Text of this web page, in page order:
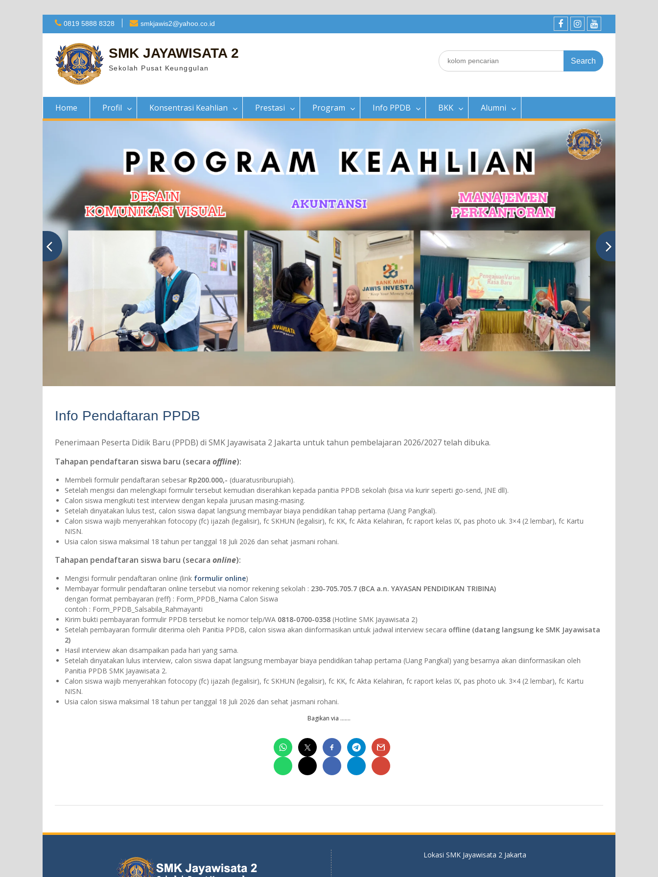
Skip
0819 5888 8328
smkjawis2@yahoo.co.id
SMK SMK
2
SMK
2
SMK JAYAWISATA 2
Sekolah Pusat Keunggulan
Search
for:
Home Profil Konsentrasi Keahlian Prestasi Program Info PPDB BKK Alumni
Info Pendaftaran PPDB
Penerimaan Peserta Didik Baru (PPDB) di SMK Jayawisata 2 Jakarta untuk tahun pembelajaran 2026/2027 telah dibuka.
Tahapan pendaftaran siswa baru (secara offline):
Membeli formulir pendaftaran sebesar Rp200.000,- (duaratusriburupiah).
Setelah mengisi dan melengkapi formulir tersebut kemudian diserahkan kepada panitia PPDB sekolah (bisa via kurir seperti go-send, JNE dll).
Calon siswa mengikuti test interview dengan kepala jurusan masing-masing.
Setelah dinyatakan lulus test, calon siswa dapat langsung membayar biaya pendidikan tahap pertama (Uang Pangkal).
Calon siswa wajib menyerahkan fotocopy (fc) ijazah (legalisir), fc SKHUN (legalisir), fc KK, fc Akta Kelahiran, fc raport kelas IX, pas photo uk. 3×4 (2 lembar), fc Kartu
NISN.
Usia calon siswa maksimal 18 tahun per tanggal 18 Juli 2026 dan sehat jasmani rohani.
Tahapan pendaftaran siswa baru (secara online):
Mengisi formulir pendaftaran online (link formulir online)
Membayar formulir pendaftaran online tersebut via nomor rekening sekolah : 230-705.705.7 (BCA a.n. YAYASAN PENDIDIKAN TRIBINA)
dengan format pembayaran (reff) : Form_PPDB_Nama Calon Siswa
contoh : Form_PPDB_Salsabila_Rahmayanti
Kirim bukti pembayaran formulir PPDB tersebut ke nomor telp/WA 0818-0700-0358 (Hotline SMK Jayawisata 2)
Setelah pembayaran formulir diterima oleh Panitia PPDB, calon siswa akan diinformasikan untuk jadwal interview secara offline (datang langsung ke SMK Jayawisata
2)
Hasil interview akan disampaikan pada hari yang sama.
Setelah dinyatakan lulus interview, calon siswa dapat langsung membayar biaya pendidikan tahap pertama (Uang Pangkal) yang besarnya akan diinformasikan oleh
Panitia PPDB SMK Jayawisata 2.
Calon siswa wajib menyerahkan fotocopy (fc) ijazah (legalisir), fc SKHUN (legalisir), fc KK, fc Akta Kelahiran, fc raport kelas IX, pas photo uk. 3×4 (2 lembar), fc Kartu
NISN.
Usia calon siswa maksimal 18 tahun per tanggal 18 Juli 2026 dan sehat jasmani rohani.
Bagikan via …….
Lokasi SMK Jayawisata 2 Jakarta